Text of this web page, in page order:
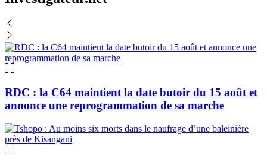
RDC : la C64 maintient la date butoir du 15 août et
annonce une reprogrammation de sa marche